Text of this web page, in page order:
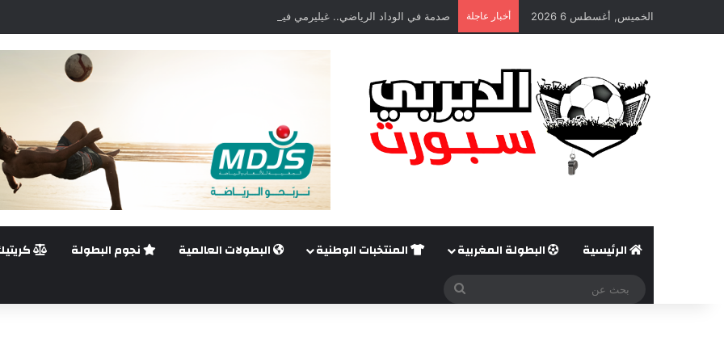
الخميس, أغسطس 6 2026 أخبار عاجلة صدمة في الوداد الرياضي.. غيليرمي فيريرا يقترب من الجراحة بعد قطع في الرباط الصليبي
الرئيسية البطولة المغربية المنتخبات الوطنية البطولات العالمية نجوم البطولة